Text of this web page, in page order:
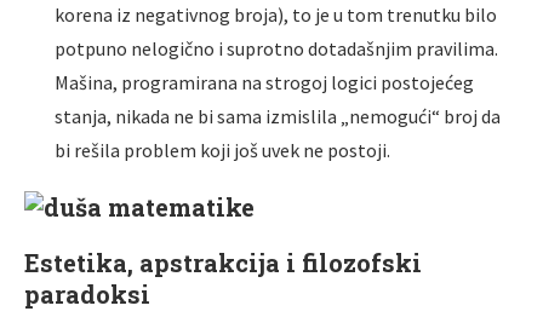
korena iz negativnog broja), to je u tom trenutku bilo
potpuno nelogično i suprotno dotadašnjim pravilima.
Mašina, programirana na strogoj logici postojećeg
stanja, nikada ne bi sama izmislila „nemogući“ broj da
bi rešila problem koji još uvek ne postoji.
Estetika, apstrakcija i filozofski
paradoksi